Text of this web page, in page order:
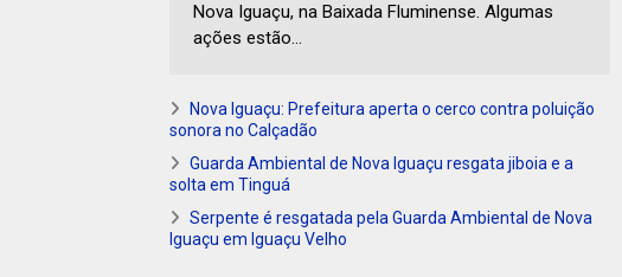
Nova Iguaçu, na Baixada Fluminense. Algumas
ações estão...
Nova Iguaçu: Prefeitura aperta o cerco contra poluição
sonora no Calçadão
Guarda Ambiental de Nova Iguaçu resgata jiboia e a
solta em Tinguá
Serpente é resgatada pela Guarda Ambiental de Nova
Iguaçu em Iguaçu Velho